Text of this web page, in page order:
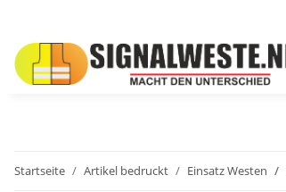
Startseite Artikel bedruckt Einsatz Westen